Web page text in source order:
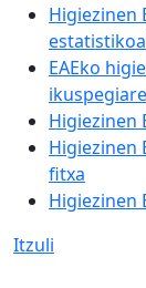
Higiezinen
EAEko
Higiezinen
Higiezinen
fitxa
Higiezinen
Itzuli